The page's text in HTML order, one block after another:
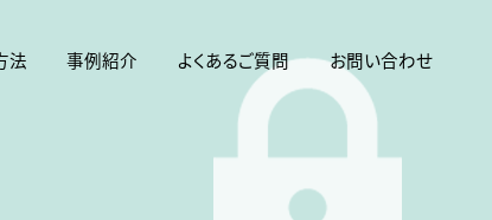
法 事例紹介 よくあるご質問 お問い合わせ